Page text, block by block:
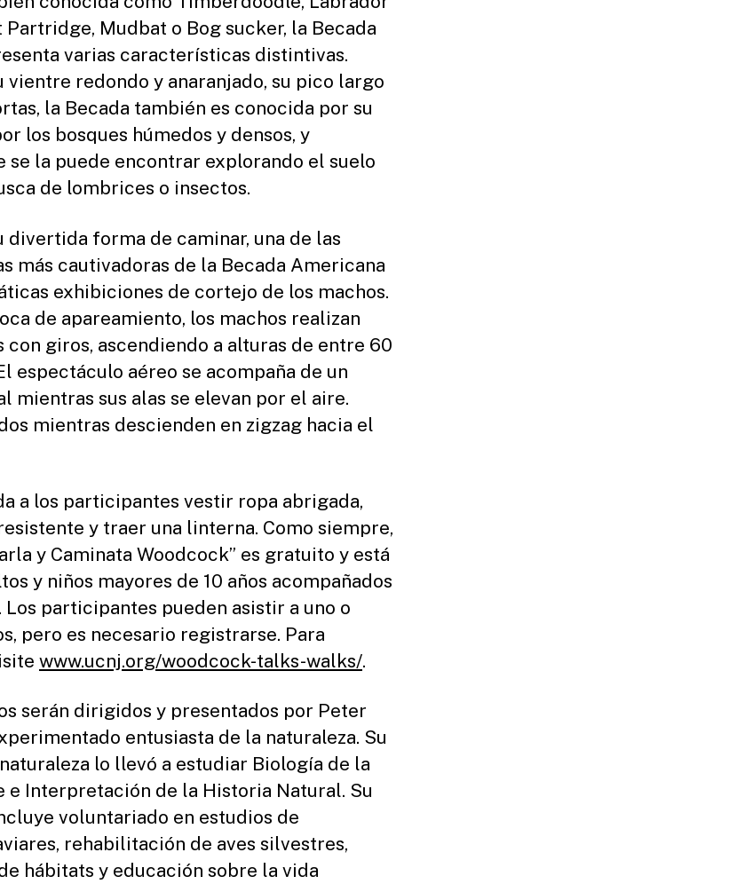
Partridge, Mudbat o Bog sucker, la Becada
varias características distintivas.
vientre redondo y anaranjado, su pico largo
la Becada también es conocida por su
los bosques húmedos y densos, y
se la puede encontrar explorando el suelo
de lombrices o insectos.
divertida forma de caminar, una de las
más cautivadoras de la Becada Americana
exhibiciones de cortejo de los machos.
de apareamiento, los machos realizan
con giros, ascendiendo a alturas de entre 60
espectáculo aéreo se acompaña de un
mientras sus alas se elevan por el aire.
mientras descienden en zigzag hacia el
a los participantes vestir ropa abrigada,
y traer una linterna. Como siempre,
y Caminata Woodcock” es gratuito y está
y niños mayores de 10 años acompañados
Los participantes pueden asistir a uno o
pero es necesario registrarse. Para
www.ucnj.org/woodcock-talks-walks/.
serán dirigidos y presentados por Peter
entusiasta de la naturaleza. Su
lo llevó a estudiar Biología de la
e Interpretación de la Historia Natural. Su
voluntariado en estudios de
rehabilitación de aves silvestres,
hábitats y educación sobre la vida